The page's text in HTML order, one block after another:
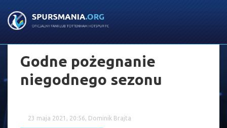
Godne pożegnanie
niegodnego sezonu
23 maja 2021, 20:56, Dominik Brajta